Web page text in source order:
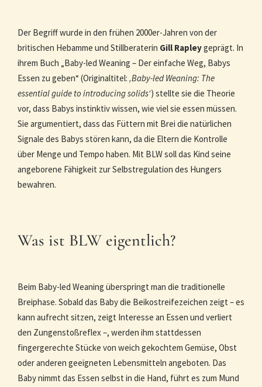
Der Begriff wurde in den frühen 2000er-Jahren von der
britischen Hebamme und Stillberaterin Gill Rapleygeprägt. In
ihrem Buch „Baby-led Weaning – Der einfache Weg, Babys
Essen zu geben“ (Originaltitel: ‚Baby-led Weaning: The
essential guide to introducing solids‘) stellte sie die Theorie
vor, dass Babys instinktiv wissen, wie viel sie essen müssen.
Sie argumentiert, dass das Füttern mit Brei die natürlichen
Signale des Babys stören kann, da die Eltern die Kontrolle
über Menge und Tempo haben. Mit BLW soll das Kind seine
angeborene Fähigkeit zur Selbstregulation des Hungers
bewahren.
Was ist BLW eigentlich?
Beim Baby-led Weaning überspringt man die traditionelle
Breiphase. Sobald das Baby die Beikostreifezeichen zeigt – es
kann aufrecht sitzen, zeigt Interesse an Essen und verliert
den Zungenstoßreflex –, werden ihm stattdessen
fingergerechte Stücke von weich gekochtem Gemüse, Obst
oder anderen geeigneten Lebensmitteln angeboten. Das
Baby nimmt das Essen selbst in die Hand, führt es zum Mund